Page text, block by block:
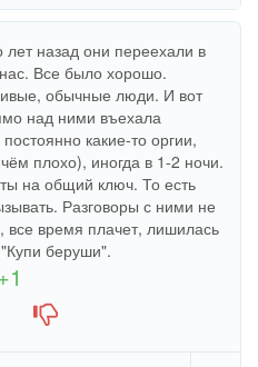
назад они переехали в
Все было хорошо.
обычные люди. И вот
над ними въехала
какие-то оргии,
плохо), иногда в 1-2 ночи.
на общий ключ. То есть
Разговоры с ними не
время плачет, лишилась
беруши".